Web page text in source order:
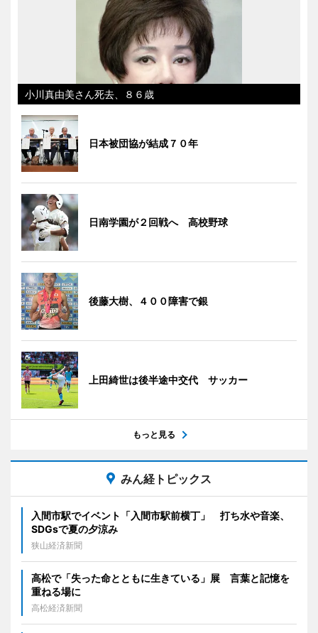
小川真由美さん死去、８６歳
日本被団協が結成７０年
日南学園が２回戦へ 高校野球
後藤大樹、４００障害で銀
上田綺世は後半途中交代 サッカー
もっと見る
みん経トピックス
入間市駅でイベント「入間市駅前横丁」 打ち水や音楽、
SDGsで夏の夕涼み
狭山経済新聞
高松で「失った命とともに生きている」展 言葉と記憶を
重ねる場に
高松経済新聞